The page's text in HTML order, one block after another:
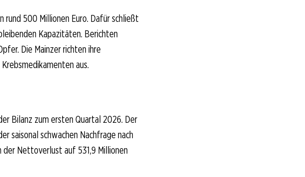
rund 500 Millionen Euro. Dafür schließt
Kapazitäten. Berichten
Die Mainzer richten ihre
aus.
Bilanz zum ersten Quartal 2026. Der
saisonal schwachen Nachfrage nach
Nettoverlust auf 531,9 Millionen